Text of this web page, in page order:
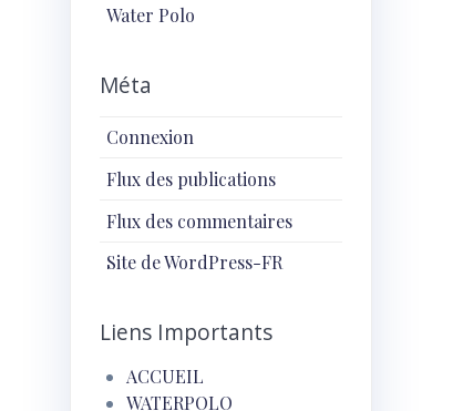
Water Polo
Méta
Connexion
Flux des publications
Flux des commentaires
Site de WordPress-FR
Liens Importants
ACCUEIL
WATERPOLO